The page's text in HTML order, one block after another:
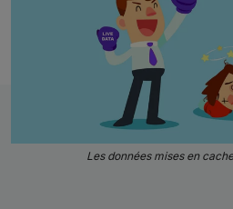
Les données mises en